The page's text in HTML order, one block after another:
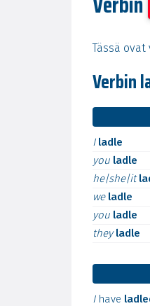
Tässä
Verbin
I ladle
you ladle
he|she|it
we ladle
you ladle
theyladle
I have